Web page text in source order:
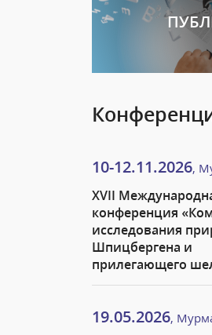
10-12.11.2026,
XVII
конференция
исследования
Шпицбергена и
прилегающего
19.05.2026,